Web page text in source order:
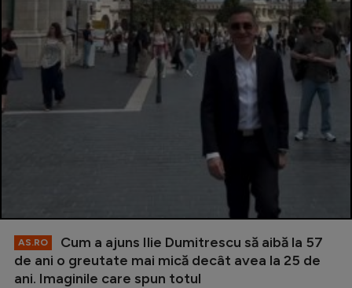
AS.RO
Cum a ajuns Ilie Dumitrescu să aibă la 57
de ani o greutate mai mică decât avea la 25 de
ani. Imaginile care spun totul